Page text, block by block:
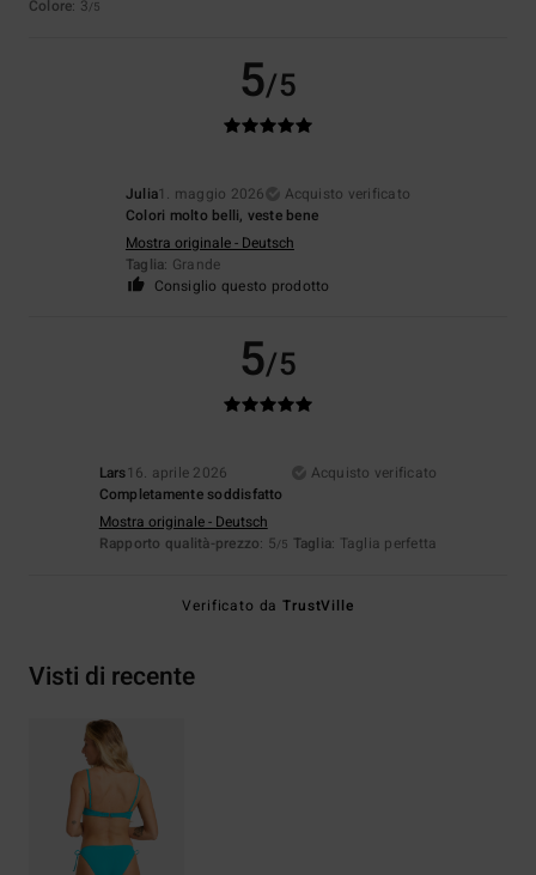
Colore: 3/5
5/5
Julia1. maggio 2026
Acquisto verificato
Colori molto belli, veste bene
Mostra originale - Deutsch
Taglia: Grande
Consiglio questo prodotto
5/5
Lars16. aprile 2026
Acquisto verificato
Completamente soddisfatto
Mostra originale - Deutsch
Rapporto qualità-prezzo: 5/5 Taglia: Taglia perfetta
Verificato daTrustVille
Visti di recente